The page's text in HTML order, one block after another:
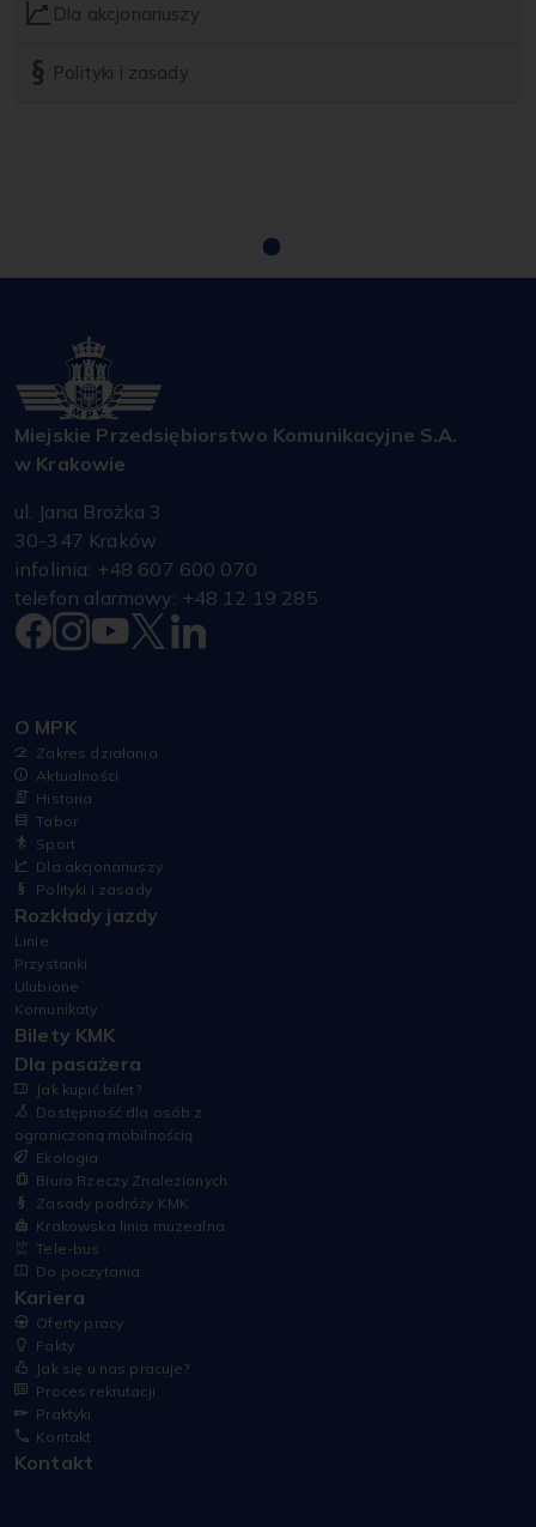
Tramwaje
Dla akcjonariuszy
Polityki i zasady
MPK i Ekologia
Miejskie Przedsiębiorstwo Komunikacyjne S.A.
w Krakowie
ul. Jana Brożka 3
30-347 Kraków
infolinia: +48 607 600 070
telefon alarmowy: +48 12 19 285
O MPK
Zakres działania
Aktualności
Historia
Tabor
Sport
Dla akcjonariuszy
Polityki i zasady
Rozkłady jazdy
Linie
Przystanki
Ulubione
Komunikaty
Bilety KMK
Dla pasażera
Jak kupić bilet?
Dostępność dla osób z
ograniczoną mobilnością
Ekologia
Biuro Rzeczy Znalezionych
Zasady podróży KMK
Krakowska linia muzealna
Tele-bus
Do poczytania
Kariera
Oferty pracy
Fakty
Jak się u nas pracuje?
Proces rekrutacji
Praktyki
Kontakt
Kontakt